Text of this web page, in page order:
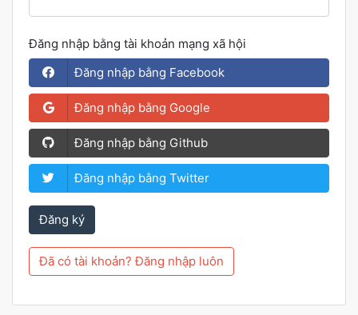
Đăng nhập bằng tài khoản mạng xã hội
Đăng nhập bằng Facebook
Đăng nhập bằng Google
Đăng nhập bằng Github
Đăng nhập bằng Twitter
Đăng ký
Đã có tài khoản? Đăng nhập luôn